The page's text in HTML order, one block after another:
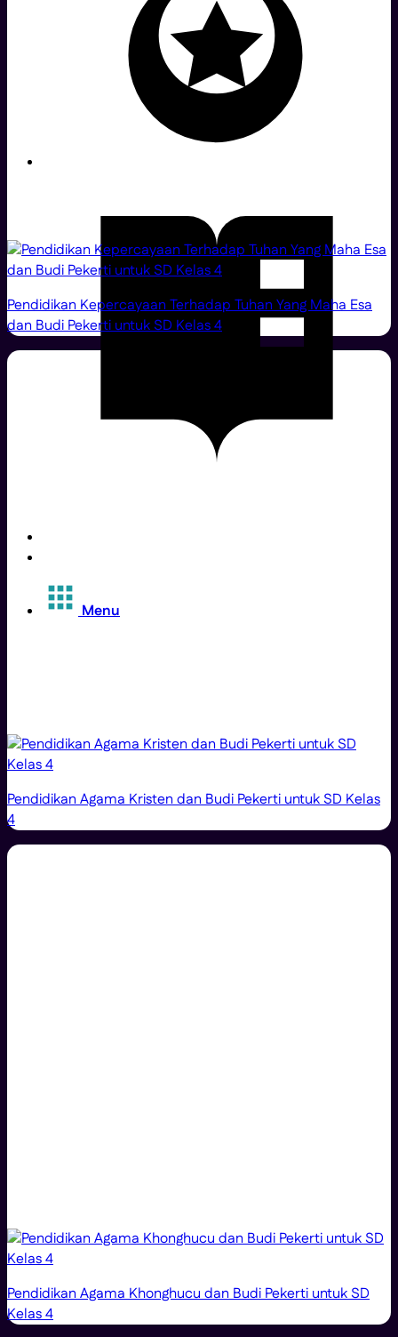
Menu
Pendidikan Kepercayaan Terhadap Tuhan Yang Maha Esa
dan Budi Pekerti untuk SD Kelas 4
Pendidikan Agama Kristen dan Budi Pekerti untuk SD Kelas
4
Pendidikan Agama Khonghucu dan Budi Pekerti untuk SD
Kelas 4